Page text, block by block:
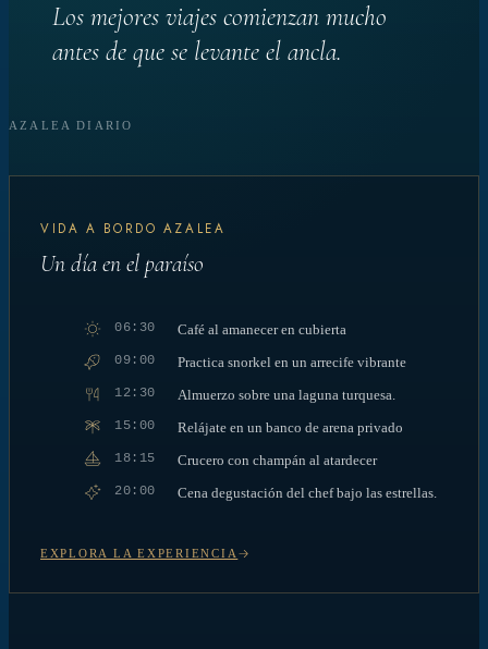
Los mejores viajes comienzan mucho
antes de que se levante el ancla.
AZALEA DIARIO
VIDA A BORDO AZALEA
Un día en el paraíso
06:30 Café al amanecer en cubierta
09:00 Practica snorkel en un arrecife vibrante
12:30 Almuerzo sobre una laguna turquesa.
15:00 Relájate en un banco de arena privado
18:15 Crucero con champán al atardecer
20:00 Cena degustación del chef bajo las estrellas.
EXPLORA LA EXPERIENCIA